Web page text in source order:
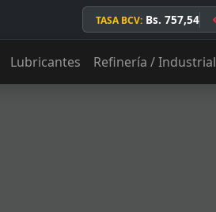
TASA BCV: Bs. 757,54
Lubricantes Refinería / Industrial